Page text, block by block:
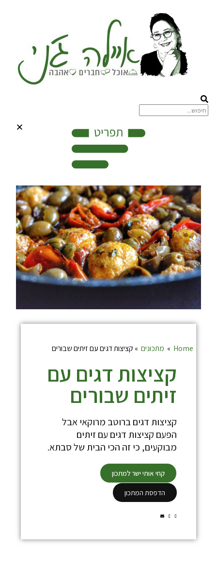
Home
» מתכונים » קציצות דגים עם זיתים שבורים
קציצות דגים עם
זיתים שבורים
קציצות דגים ברוטב מרוקאי אבל
הפעם קציצות דגים עם זיתים
מבוקעים, כי זה הכי הבית של סבתא.
קחי אותי ישר למתכון
הדפסת המתכון